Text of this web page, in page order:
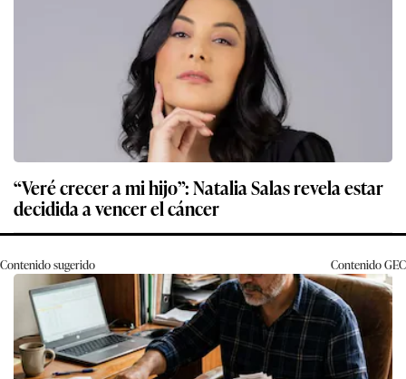
“Veré crecer a mi hijo”: Natalia Salas revela estar
decidida a vencer el cáncer
Contenido sugerido ContenidoGEC